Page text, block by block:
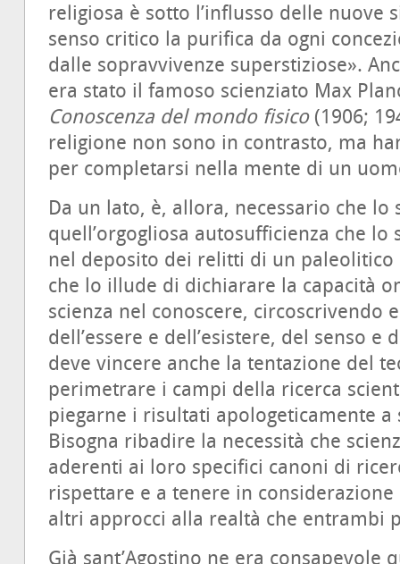
religiosa è sotto l’influsso delle nuove
senso critico la purifica da ogni
dalle sopravvivenze superstiziose».
era stato il famoso scienziato Max
Conoscenza del mondo fisico (1906;
religione non sono in contrasto, ma
per completarsi nella mente di un
Da un lato, è, allora, necessario che lo
quell’orgogliosa autosufficienza che
nel deposito dei relitti di un paleolitico
che lo illude di dichiarare la capacità
scienza nel conoscere, circoscrivendo
dell’essere e dell’esistere, del senso e
deve vincere anche la tentazione del
perimetrare i campi della ricerca
piegarne i risultati apologeticamente a
Bisogna ribadire la necessità che
aderenti ai loro specifici canoni di
rispettare e a tenere in
altri approcci alla realtà che entrambi
Già sant’Agostino ne era consapevole